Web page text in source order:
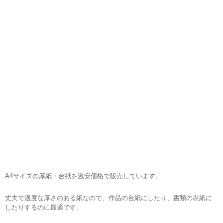
A4サイズの厚紙・台紙を激安価格で販売しています。
丈夫で適度な厚さのある紙なので、作品の台紙にしたり、書類の表紙に
したりするのに最適です。